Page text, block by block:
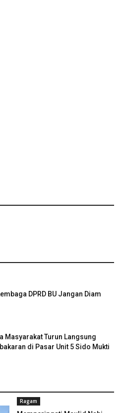
DPRD BU Jangan Diam
Masyarakat Turun Langsung
di Pasar Unit 5 Sido Mukti
Ragam